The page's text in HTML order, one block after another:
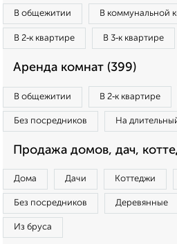
В общежитии В коммунальной
В 2‑к квартире В 3‑к квартире
Аренда комнат (399)
В общежитии В 2‑к квартире
Без посредников На
Продажа домов, дач,
Дома Дачи Коттеджи
Без посредников Деревянные
Из бруса